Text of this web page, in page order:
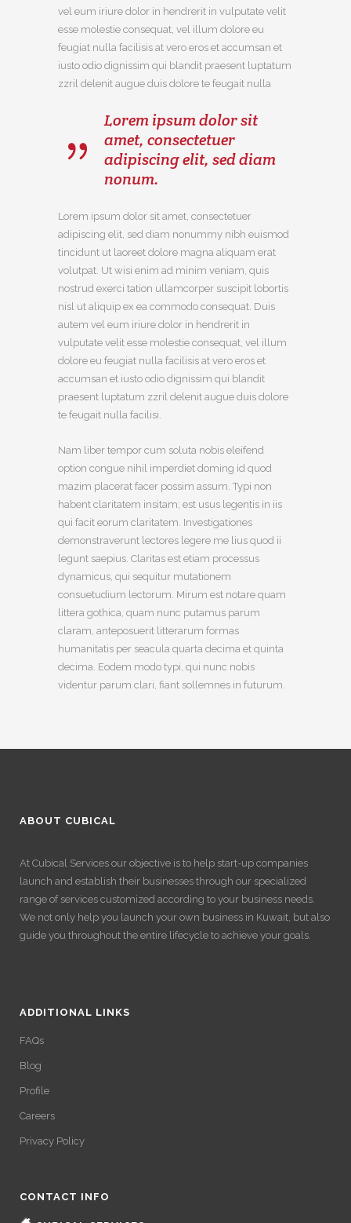
vel eum iriure dolor in hendrerit in vulputate velit
esse molestie consequat, vel illum dolore eu
feugiat nulla facilisis at vero eros et accumsan et
iusto odio dignissim qui blandit praesent luptatum
zzril delenit augue duis dolore te feugait nulla
Lorem ipsum dolor sit
amet, consectetuer
adipiscing elit, sed diam
nonum.
Lorem ipsum dolor sit amet, consectetuer
adipiscing elit, sed diam nonummy nibh euismod
tincidunt ut laoreet dolore magna aliquam erat
volutpat. Ut wisi enim ad minim veniam, quis
nostrud exerci tation ullamcorper suscipit lobortis
nisl ut aliquip ex ea commodo consequat. Duis
autem vel eum iriure dolor in hendrerit in
vulputate velit esse molestie consequat, vel illum
dolore eu feugiat nulla facilisis at vero eros et
accumsan et iusto odio dignissim qui blandit
praesent luptatum zzril delenit augue duis dolore
te feugait nulla facilisi.
Nam liber tempor cum soluta nobis eleifend
option congue nihil imperdiet doming id quod
mazim placerat facer possim assum. Typi non
habent claritatem insitam; est usus legentis in iis
qui facit eorum claritatem. Investigationes
demonstraverunt lectores legere me lius quod ii
legunt saepius. Claritas est etiam processus
dynamicus, qui sequitur mutationem
consuetudium lectorum. Mirum est notare quam
littera gothica, quam nunc putamus parum
claram, anteposuerit litterarum formas
humanitatis per seacula quarta decima et quinta
decima. Eodem modo typi, qui nunc nobis
videntur parum clari, fiant sollemnes in futurum.
ABOUT CUBICAL
At Cubical Services our objective is to help start-up companies
launch and establish their businesses through our specialized
range of services customized according to your business needs.
We not only help you launch your own business in Kuwait, but also
guide you throughout the entire lifecycle to achieve your goals.
ADDITIONAL LINKS
FAQs
Blog
Profile
Careers
Privacy Policy
CONTACT INFO